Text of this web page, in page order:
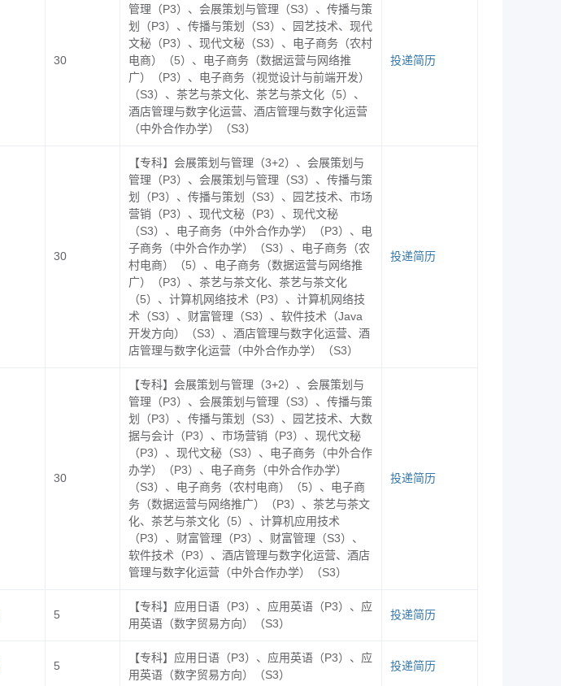
浙江经贸职业技术学院
2025
人数
199
160
152
179
97
92
44
食品质量与安全 87
195
30
管理（P3）、会展策划与管理（S3）、传播与策
划（P3）、传播与策划（S3）、园艺技术、现代
文秘（P3）、现代文秘（S3）、电子商务（农村
电商）（5）、电子商务（数据运营与网络推
广）（P3）、电子商务（视觉设计与前端开发）
（S3）、茶艺与茶文化、茶艺与茶文化（5）、
酒店管理与数字化运营、酒店管理与数字化运营
（中外合作办学）（S3）
投递简历
30
【专科】会展策划与管理（3+2）、会展策划与
管理（P3）、会展策划与管理（S3）、传播与策
划（P3）、传播与策划（S3）、园艺技术、市场
营销（P3）、现代文秘（P3）、现代文秘
（S3）、电子商务（中外合作办学）（P3）、电
子商务（中外合作办学）（S3）、电子商务（农
村电商）（5）、电子商务（数据运营与网络推
广）（P3）、茶艺与茶文化、茶艺与茶文化
（5）、计算机网络技术（P3）、计算机网络技
术（S3）、财富管理（S3）、软件技术（Java
开发方向）（S3）、酒店管理与数字化运营、酒
店管理与数字化运营（中外合作办学）（S3）
投递简历
30
【专科】会展策划与管理（3+2）、会展策划与
管理（P3）、会展策划与管理（S3）、传播与策
划（P3）、传播与策划（S3）、园艺技术、大数
据与会计（P3）、市场营销（P3）、现代文秘
（P3）、现代文秘（S3）、电子商务（中外合作
办学）（P3）、电子商务（中外合作办学）
（S3）、电子商务（农村电商）（5）、电子商
务（数据运营与网络推广）（P3）、茶艺与茶文
化、茶艺与茶文化（5）、计算机应用技术
（P3）、财富管理（P3）、财富管理（S3）、
软件技术（P3）、酒店管理与数字化运营、酒店
管理与数字化运营（中外合作办学）（S3）
投递简历
5
【专科】应用日语（P3）、应用英语（P3）、应
用英语（数字贸易方向）（S3）
投递简历
5
【专科】应用日语（P3）、应用英语（P3）、应
用英语（数字贸易方向）（S3）
投递简历